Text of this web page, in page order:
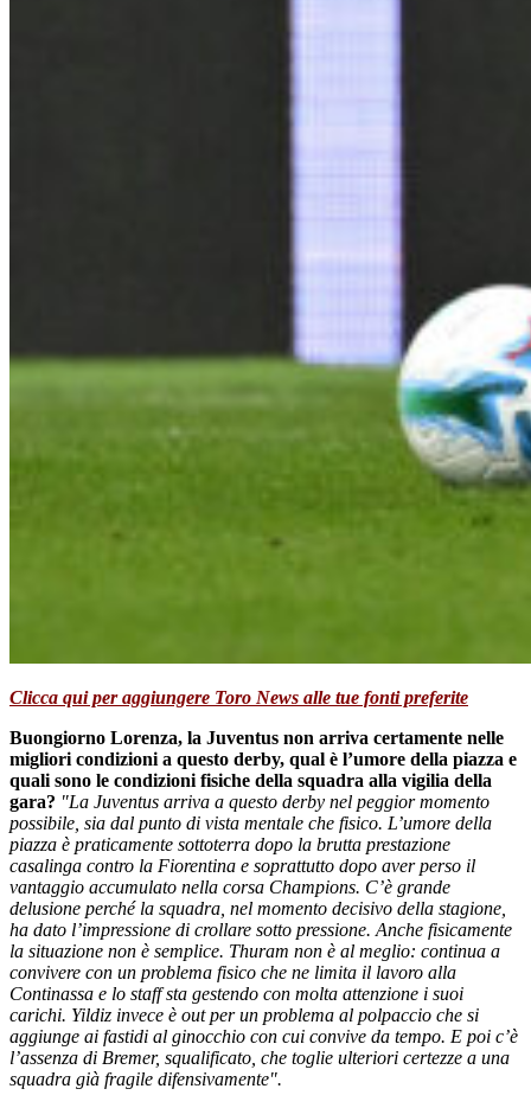
Clicca qui per aggiungere Toro News alle tue fonti preferite
Buongiorno Lorenza, la Juventus non arriva certamente nelle
migliori condizioni a questo derby, qual è l’umore della piazza e
quali sono le condizioni fisiche della squadra alla vigilia della
gara? "La Juventus arriva a questo derby nel peggior momento
possibile, sia dal punto di vista mentale che fisico. L’umore della
piazza è praticamente sottoterra dopo la brutta prestazione
casalinga contro la Fiorentina e soprattutto dopo aver perso il
vantaggio accumulato nella corsa Champions. C’è grande
delusione perché la squadra, nel momento decisivo della stagione,
ha dato l’impressione di crollare sotto pressione. Anche fisicamente
la situazione non è semplice. Thuram non è al meglio: continua a
convivere con un problema fisico che ne limita il lavoro alla
Continassa e lo staff sta gestendo con molta attenzione i suoi
carichi. Yildiz invece è out per un problema al polpaccio che si
aggiunge ai fastidi al ginocchio con cui convive da tempo. E poi c’è
l’assenza di Bremer, squalificato, che toglie ulteriori certezze a una
squadra già fragile difensivamente".